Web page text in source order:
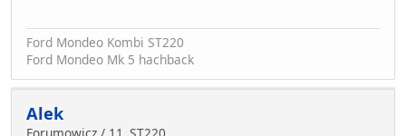
Ford Mondeo Kombi ST220
Ford Mondeo Mk 5 hachback
Alek